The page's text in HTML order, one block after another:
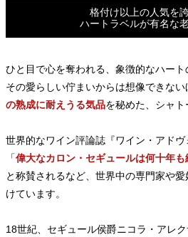
格付け以上の人気を
ハートラベルが有名な
ひと目で心を奪われる、象徴的なハート
その愛らしい佇まいからは想像できない
の熟成に耐えうる気品を秘めた、シャト
世界的なワイン評論誌『ワイン・アドヴ
「偉大なカロン・セギュールは何十年
と称賛されるなど、世界中の専門家や
けています。
18世紀、セギュール侯爵ニコラ・アレ